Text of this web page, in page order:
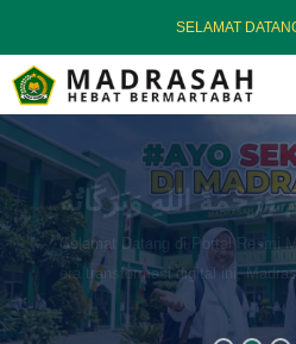
SELAMAT DATANG DI
Investasi
Pendidikan
Memilih Madrasah Hebat
orang tua untuk memberikan
berkualitas yang tidak hanya